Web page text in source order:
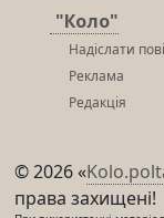
"Коло"
Надіслати
Реклама
Редакція
© 2026 «
права захищені!